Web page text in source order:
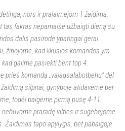
nors ir pralaimėjom 1 žaidimą.
tas faktas nepamaišė užbaigti dieną su
dalis pasirodė ypatingai gerai.
žinojome, kad likusios komandos yra
galime pasiekti bent top 4.
prieš komandą „vajagsalabotbehu” dėl
silpnai, gynyboje atidavėme per
todėl baigėme pirmą pusę 4-11.
praradę vilties ir sugebėjome
Žaidimas tapo apylygis, bet pabaigoje